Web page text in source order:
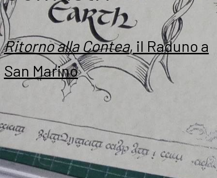
Ritorno alla Contea, il Raduno a
San Marino